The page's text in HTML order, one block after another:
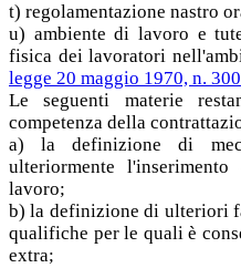
t) regolamentazione nastro
u) ambiente di lavoro e
fisica dei lavoratori
legge 20 maggio 1970, n. 300
Le seguenti materie
competenza della
a) la definizione di
ulteriormente
lavoro;
b) la definizione di ulteriori
qualifiche per le quali è
extra;